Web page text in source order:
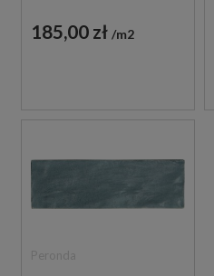
185,00 zł m2